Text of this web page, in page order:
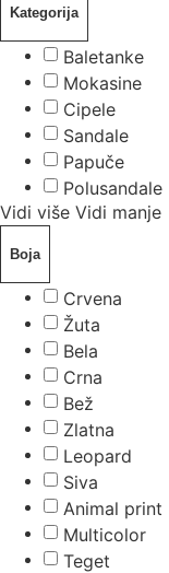
Kategorija
Baletanke
Mokasine
Cipele
Sandale
Papuče
Polusandale
Vidi više Vidi manje
Boja
Crvena
Žuta
Bela
Crna
Bež
Zlatna
Leopard
Siva
Animal print
Multicolor
Teget